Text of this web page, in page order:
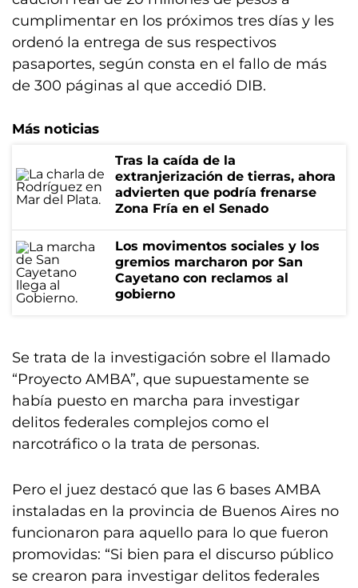
cumplimentar en los próximos tres días y les
ordenó la entrega de sus respectivos
pasaportes, según consta en el fallo de más
de 300 páginas al que accedió DIB.
Más noticias
Tras la caída de la
extranjerización de tierras, ahora
advierten que podría frenarse
Zona Fría en el Senado
Los movimentos sociales y los
gremios marcharon por San
Cayetano con reclamos al
gobierno
Se trata de la investigación sobre el llamado
“Proyecto AMBA”, que supuestamente se
había puesto en marcha para investigar
delitos federales complejos como el
narcotráfico o la trata de personas.
Pero el juez destacó que las 6 bases AMBA
instaladas en la provincia de Buenos Aires no
funcionaron para aquello para lo que fueron
promovidas: “Si bien para el discurso público
se crearon para investigar delitos federales